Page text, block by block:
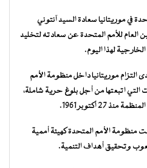
في موريتانيا سعادة السيد آنتوني
العام للأمم المتحدة عن سعادته لتخليد
لهذا اليوم.
موريتانيا داخل منظومة الأمم
اتبعتها من أجل بلوغ حرية شاملة،
27 أكتوبر 1961.
من 76 سنة تأسست منظومة الأمم المتحدة كهيئة أممية
وتحقيق أهداف التنمية.